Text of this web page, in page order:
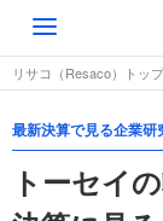
Toggle
navigation
リサコ（Resaco）トップ
最新決算で見る企業研
トーセイ